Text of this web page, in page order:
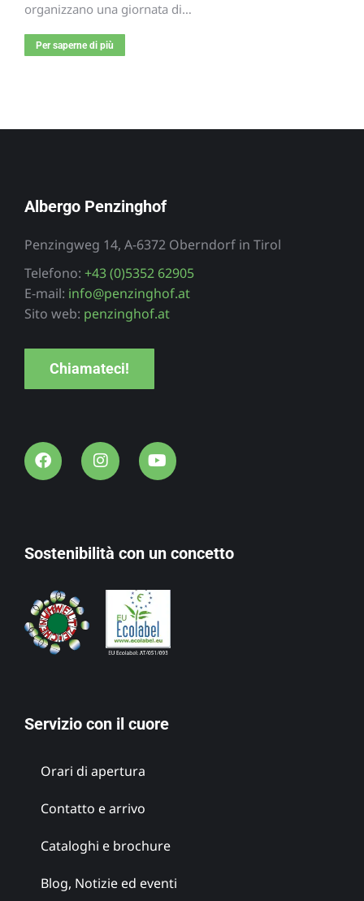
organizzano una giornata di…
Per saperne di più
Albergo Penzinghof
Penzingweg 14, A-6372 Oberndorf in Tirol
Telefono: +43 (0)5352 62905
E-mail: info@penzinghof.at
Sito web: penzinghof.at
Chiamateci!
Sostenibilità con un concetto
Servizio con il cuore
Orari di apertura
Contatto e arrivo
Cataloghi e brochure
Blog, Notizie ed eventi